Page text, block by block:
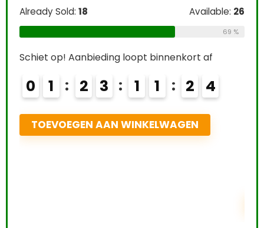
26Easy Life EasyCarbo Plantenmest, 500
€12.24
Already Sold: 21 Available:
Schiet op! Aanbieding loopt binnenkort af